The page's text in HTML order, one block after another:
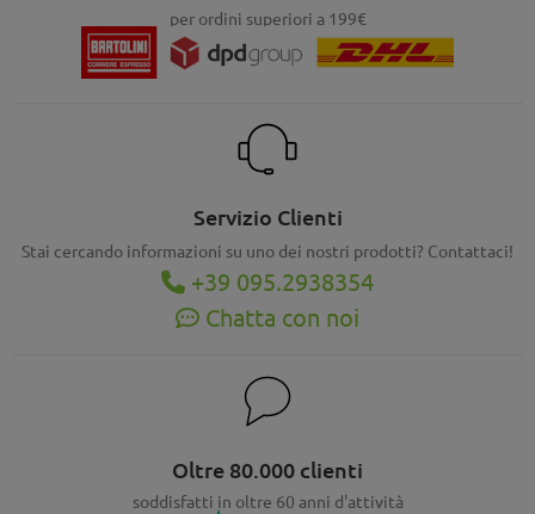
per ordini superiori a 199€
Servizio Clienti
Stai cercando informazioni su uno dei nostri prodotti? Contattaci!
+39 095.2938354
Chatta con noi
Oltre 80.000 clienti
soddisfatti in oltre 60 anni d'attività